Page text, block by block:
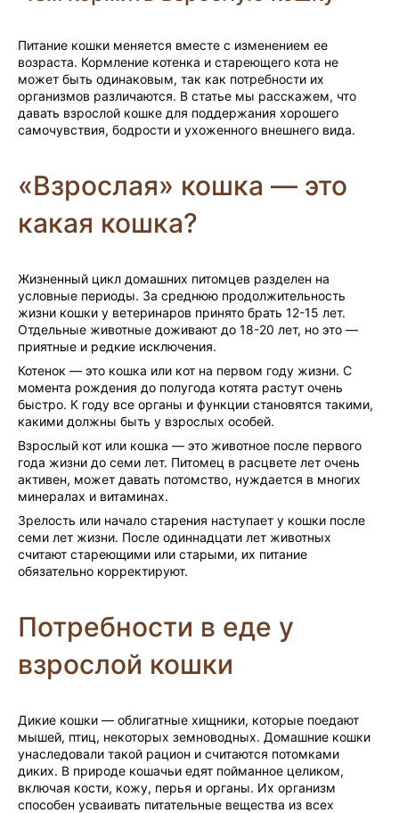
Питание кошки меняется вместе с изменением ее
возраста. Кормление котенка и стареющего кота не
может быть одинаковым, так как потребности их
организмов различаются. В статье мы расскажем, что
давать взрослой кошке для поддержания хорошего
самочувствия, бодрости и ухоженного внешнего вида.
«Взрослая» кошка — это
какая кошка?
Жизненный цикл домашних питомцев разделен на
условные периоды. За среднюю продолжительность
жизни кошки у ветеринаров принято брать 12-15 лет.
Отдельные животные доживают до 18-20 лет, но это —
приятные и редкие исключения.
Котенок — это кошка или кот на первом году жизни. С
момента рождения до полугода котята растут очень
быстро. К году все органы и функции становятся такими,
какими должны быть у взрослых особей.
Взрослый кот или кошка — это животное после первого
года жизни до семи лет. Питомец в расцвете лет очень
активен, может давать потомство, нуждается в многих
минералах и витаминах.
Зрелость или начало старения наступает у кошки после
семи лет жизни. После одиннадцати лет животных
считают стареющими или старыми, их питание
обязательно корректируют.
Потребности в еде у
взрослой кошки
Дикие кошки — облигатные хищники, которые поедают
мышей, птиц, некоторых земноводных. Домашние кошки
унаследовали такой рацион и считаются потомками
диких. В природе кошачьи едят пойманное целиком,
включая кости, кожу, перья и органы. Их организм
способен усваивать питательные вещества из всех